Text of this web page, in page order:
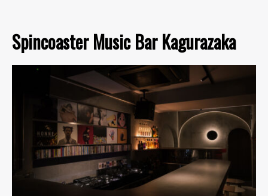
Spincoaster Music Bar Kagurazaka